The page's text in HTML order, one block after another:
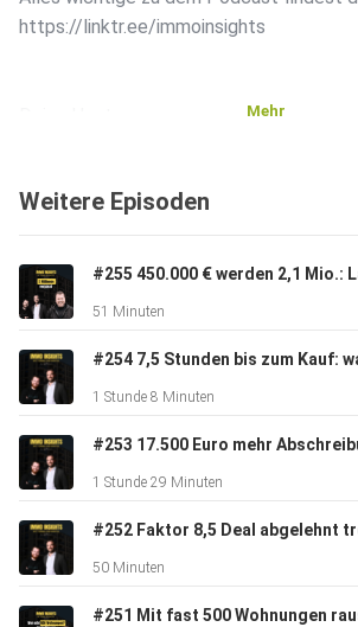
https://linktr.ee/immoinsights
https://linktr.ee/torbenschulthoff
https://linktr.ee/martincronacher
Mehr
Weitere Episoden
51 Minuten
1 Stunde 8 Minuten
1 Stunde 29 Minuten
50 Minuten